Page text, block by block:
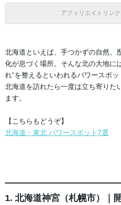
アフィリエイトリン
北海道といえば、手つかずの自然、
化が息づく場所。そんな北の大地に
れ”を整えるといわれるパワースポッ
北海道を訪れたら一度は立ち寄りた
ます。
【こちらもどうぞ】
北海道・東北 パワースポット7選
1. 北海道神宮（札幌市）｜